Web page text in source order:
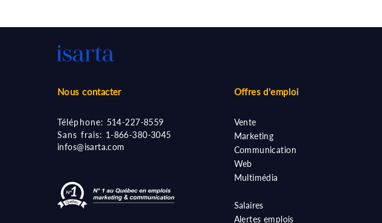
Nous contacter
Téléphone: 514-227-8559
Sans frais: 1-866-380-3045
infos@isarta.com
Offres d'emploi
Vente
Marketing
Communication
Web
Multimédia
Salaires
Alertes emplois